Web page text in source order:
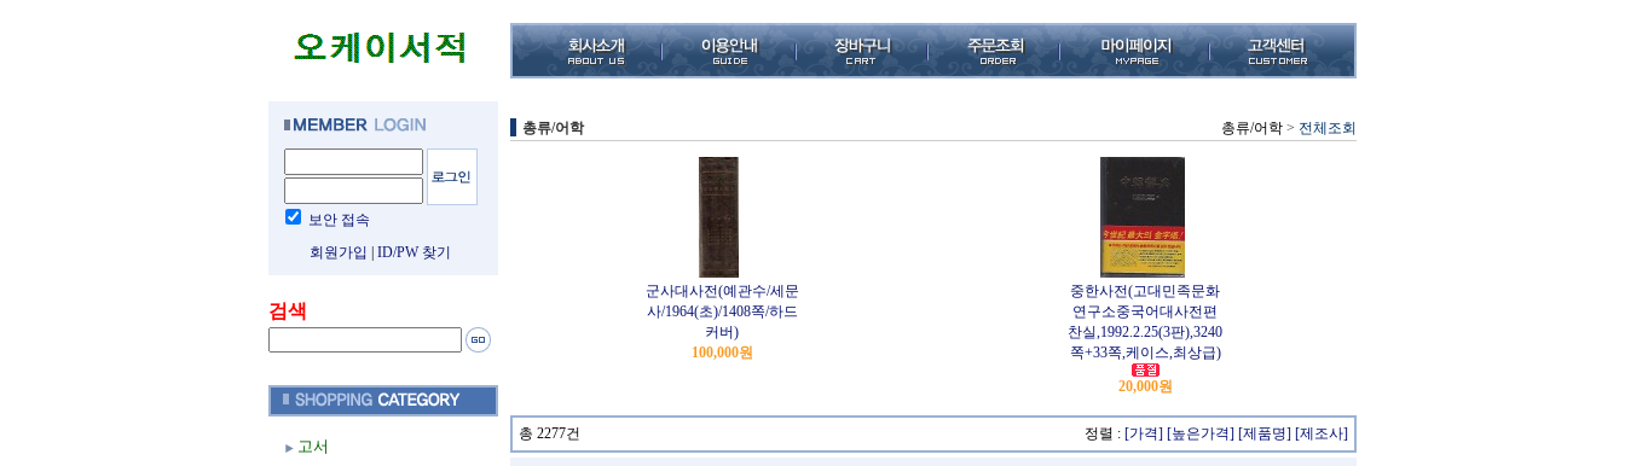
보안 접속
회원가입
ID/PW 찾기
검색
고서
총류/어학 총류/어학 > 전체조회
군사대사전(예관수/세문
사/1964(초)/1408쪽/하드
커버)
100,000원
중한사전(고대민족문화
연구소중국어대사전편
찬실,1992.2.25(3판),3240
쪽+33쪽,케이스,최상급)
20,000원
총 2277건 정렬 : [가격] [높은가격] [제품명] [제조사]